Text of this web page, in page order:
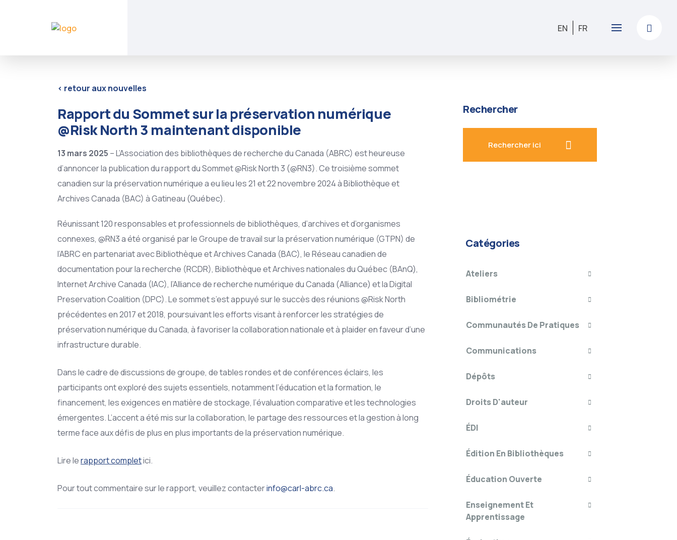
EN FR
< retour aux nouvelles
Rapport du Sommet sur la préservation numérique
@Risk North 3 maintenant disponible
13 mars 2025 – L’Association des bibliothèques de recherche du Canada (ABRC) est heureuse
d’annoncer la publication du rapport du Sommet @Risk North 3 (@RN3). Ce troisième sommet
canadien sur la préservation numérique a eu lieu les 21 et 22 novembre 2024 à Bibliothèque et
Archives Canada (BAC) à Gatineau (Québec).
Réunissant 120 responsables et professionnels de bibliothèques, d’archives et d’organismes
connexes, @RN3 a été organisé par le Groupe de travail sur la préservation numérique (GTPN) de
l’ABRC en partenariat avec Bibliothèque et Archives Canada (BAC), le Réseau canadien de
documentation pour la recherche (RCDR), Bibliothèque et Archives nationales du Québec (BAnQ),
Internet Archive Canada (IAC), l’Alliance de recherche numérique du Canada (Alliance) et la Digital
Preservation Coalition (DPC). Le sommet s’est appuyé sur le succès des réunions @Risk North
précédentes en 2017 et 2018, poursuivant les efforts visant à renforcer les stratégies de
préservation numérique du Canada, à favoriser la collaboration nationale et à plaider en faveur d’une
infrastructure durable.
Dans le cadre de discussions de groupe, de tables rondes et de conférences éclairs, les
participants ont exploré des sujets essentiels, notamment l’éducation et la formation, le
financement, les exigences en matière de stockage, l’évaluation comparative et les technologies
émergentes. L’accent a été mis sur la collaboration, le partage des ressources et la gestion à long
terme face aux défis de plus en plus importants de la préservation numérique.
Lire lerapport completici.
Pour tout commentaire sur le rapport, veuillez contacterinfo@carl-abrc.ca.
Rechercher
Catégories
Ateliers
Bibliométrie
Communautés De Pratiques
Communications
Dépôts
Droits D'auteur
ÉDI
Édition En Bibliothèques
Éducation Ouverte
Enseignement Et
Apprentissage